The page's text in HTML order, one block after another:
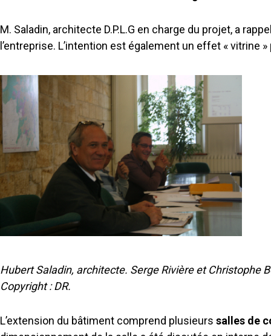
M. Saladin, architecte D.P.L.G en charge du projet, a
l’entreprise. L’intention est également un effet «
Hubert Saladin, architecte. Serge Rivière et Christophe
Copyright : DR.
L’extension du bâtiment comprend plusieurs salles de